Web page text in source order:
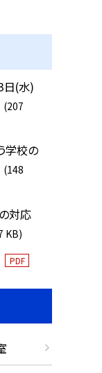
日(水)
(207
学校の
(148
対応
KB)
PDF